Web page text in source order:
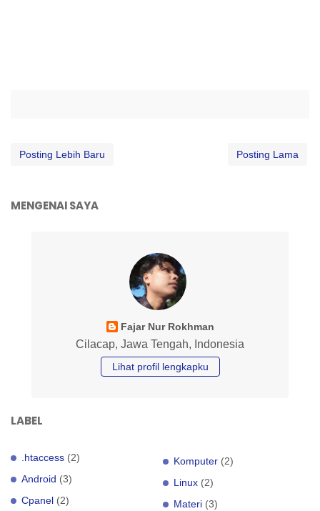
Posting Lebih Baru Posting Lama
MENGENAI SAYA
Fajar Nur Rokhman
Cilacap, Jawa Tengah, Indonesia
Lihat profil lengkapku
LABEL
.htaccess (2)
Android (3)
Cpanel (2)
Komputer (2)
Linux (2)
Materi (3)